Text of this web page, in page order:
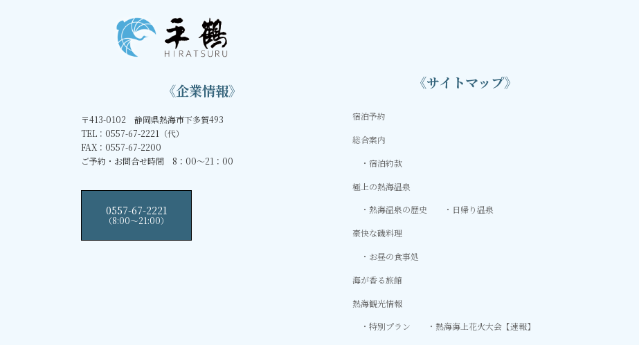
《企業情報》
〒413-0102 静岡県熱海市下多賀493
TEL：0557-67-2221（代）
FAX：0557-67-2200
ご予約・お問合せ時間 8：00～21：00
0557-67-2221
（8:00〜21:00）
《サイトマップ》
宿泊予約
総合案内
宿泊約款
極上の熱海温泉
熱海温泉の歴史
日帰り温泉
豪快な磯料理
お昼の食事処
海が香る旅館
熱海観光情報
特別プラン
熱海海上花火大会【速報】